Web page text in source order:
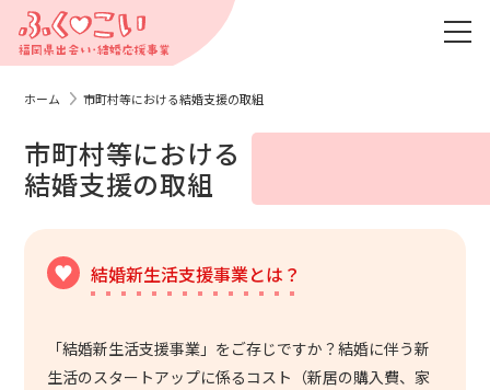
ホーム 市町村等における結婚支援の取組
市町村等における
結婚支援の取組
結婚新生活支援事業とは？
「結婚新生活支援事業」をご存じですか？結婚に伴う新
生活のスタートアップに係るコスト（新居の購入費、家